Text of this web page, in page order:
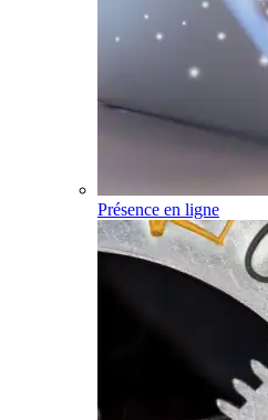
Présence en ligne